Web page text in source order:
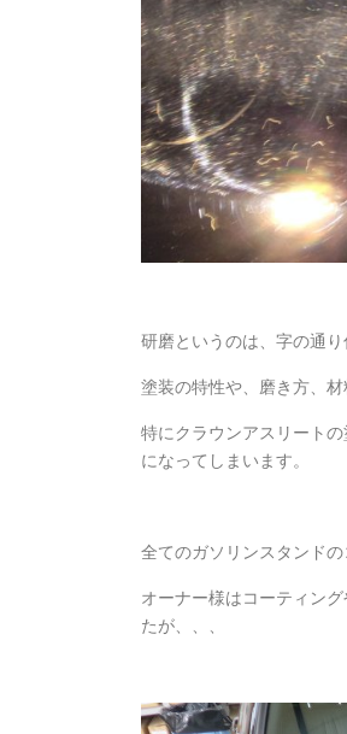
研磨というのは、字の通り
塗装の特性や、磨き方、
特にクラウンアスリート
になってしまいます。
全てのガソリンスタンド
オーナー様はコーティン
たが、、、